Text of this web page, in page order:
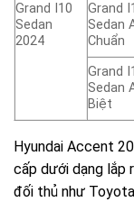
Grand I10
Sedan
2024
Grand
Sedan
Chuẩn
Grand
Sedan
Biệt
Hyundai Accent
cấp dưới dạng lắp
đối thủ như